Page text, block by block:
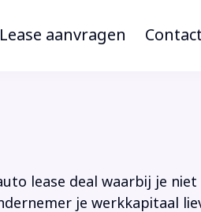
Lease aanvragen Contact
lease deal waarbij je
je werkkapitaal